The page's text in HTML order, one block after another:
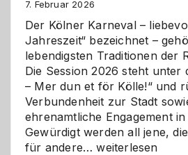
7. Februar 2026
Der Kölner Karneval –
Jahreszeit“ bezeichnet –
lebendigsten Traditionen der
Die Session 2026 steht unter
– Mer dun et för Kölle!“ und
Verbundenheit zur Stadt
ehrenamtliche Engagement
Gewürdigt werden all jene,
für andere…Kölner
weiterlesen